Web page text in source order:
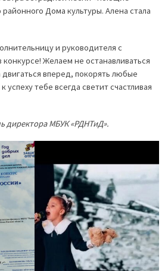
Дома культуры. Алена стала
и руководителя с
Желаем не останавливаться
вперед, покорять любые
успеху тебе всегда светит счастливая
директора МБУК «РДНТиД».